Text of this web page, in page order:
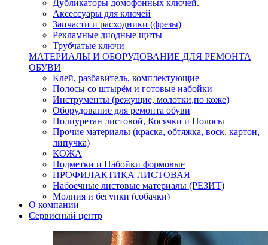
Дубликаторы домофонных ключей.
Аксессуары для ключей
Запчасти и расходники (фрезы)
Рекламные диодные щиты
Трубчатые ключи
МАТЕРИАЛЫ И ОБОРУДОВАНИЕ ДЛЯ РЕМОНТА
ОБУВИ
Клей, разбавитель, комплектующие
Полосы со штырём и готовые набойки
Инструменты (режущие, молотки,по коже)
Оборудование для ремонта обуви
Полиуретан листовой, Косячки и Полосы
Прочие материалы (краска, обтяжка, воск, картон,
липучка)
КОЖА
Подметки и Набойки формовые
ПРОФИЛАКТИКА ЛИСТОВАЯ
Набоечные листовые материалы (РЕЗИТ)
Молния и бегунки (собачки)
Нитки,иглы-шило,крючки.
Уход и косметика для обуви
Кнопки (магнитые,кобурные)
Пряжки для ремня
О компании
Сервисный центр